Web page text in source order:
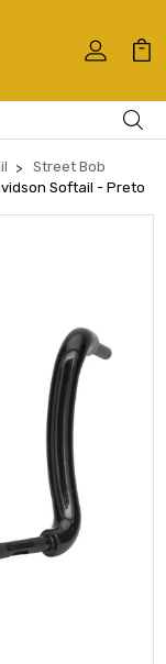
Street Bob
Softail - Preto